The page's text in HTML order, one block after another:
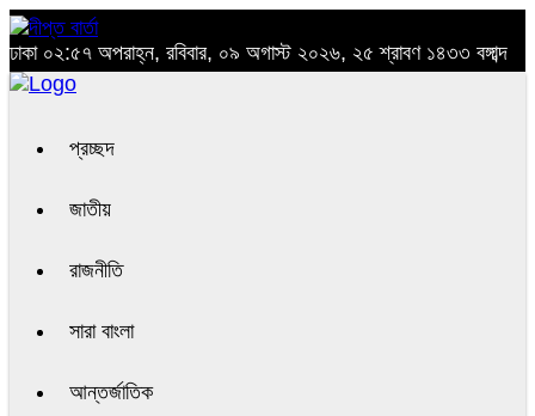
ঢাকা ০২:৫৭ অপরাহ্ন, রবিবার, ০৯ অগাস্ট ২০২৬, ২৫ শ্রাবণ ১৪৩৩ বঙ্গাব্দ
প্রচ্ছদ
জাতীয়
রাজনীতি
সারা বাংলা
আন্তর্জাতিক